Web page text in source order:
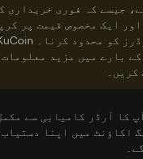
جیسے کہ فوری خریداری
اور ایک مخصوص قیمت پر
کے بارے میں مزید معلومات
آپ کا آرڈر کامیابی سے